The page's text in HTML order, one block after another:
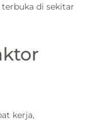
di sekitar
kerja,